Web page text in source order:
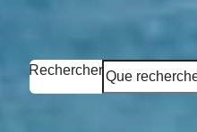
Rechercher